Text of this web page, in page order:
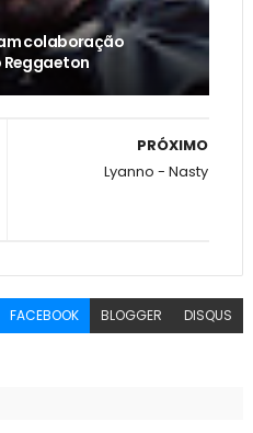
colaboração
PRÓXIMO
Lyanno - Nasty
FACEBOOK BLOGGER DISQUS